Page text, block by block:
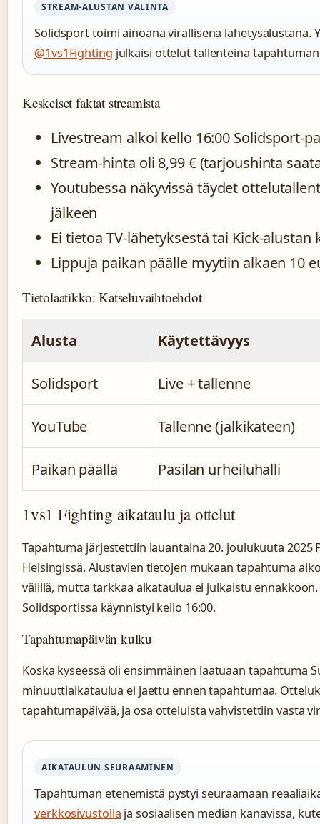
STREAM-ALUSTAN VALINTA
Solidsport toimi ainoana virallisena lähetysalustana.
@1vs1Fighting julkaisi ottelut tallenteina
Keskeiset faktat streamista
Livestream alkoi kello 16:00 Solidsport-
Stream-hinta oli 8,99 € (tarjoushinta
Youtubessa näkyvissä täydet
jälkeen
Ei tietoa TV-lähetyksestä tai Kick-alustan
Lippuja paikan päälle myytiin alkaen 10
Tietolaatikko: Katseluvaihtoehdot
Alusta Käytettävyys
Solidsport Live + tallenne
YouTube Tallenne (jälkikäteen)
Paikan päällä Pasilan urheiluhalli
1vs1 Fighting aikataulu ja ottelut
Tapahtuma järjestettiin lauantaina 20. joulukuuta 2025
Helsingissä. Alustavien tietojen mukaan tapahtuma
välillä, mutta tarkkaa aikataulua ei julkaistu
Solidsportissa käynnistyi kello 16:00.
Tapahtumapäivän kulku
Koska kyseessä oli ensimmäinen laatuaan tapahtuma
minuuttiaikataulua ei jaettu ennen tapahtumaa.
tapahtumapäivää, ja osa otteluista vahvistettiin vasta
AIKATAULUN SEURAAMINEN
Tapahtuman etenemistä pystyi seuraamaan
verkkosivustolla ja sosiaalisen median kanavissa,